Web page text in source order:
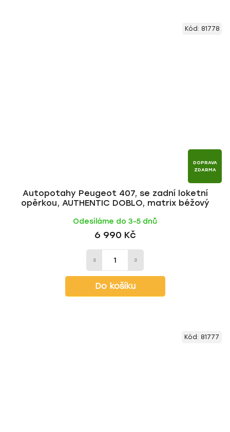
DOPRAVA
ZDARMA
Autopotahy Peugeot 407, se zadní loketní
opěrkou, AUTHENTIC DOBLO, matrix béžový
Odesíláme do 3-5 dnů
6 990 Kč
Do košíku
Kód: 81778
Kód: 81777